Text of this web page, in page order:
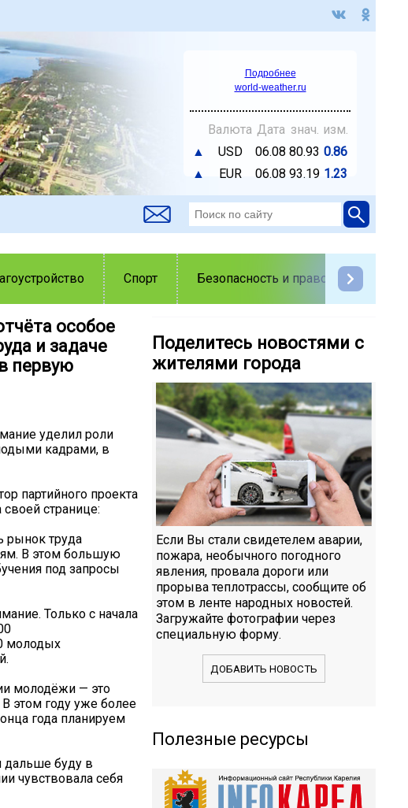
Подробнее
world-weather.ru
Валюта Дата знач. изм.
▲
USD 06.08 80.93 0.86
▲
EUR 06.08 93.19 1.23
Спорт Безопасность и правопорядок
особое
и задаче
первую
уделил роли
кадрами, в
партийного проекта
странице:
рынок труда
В этом большую
под запросы
Только с начала
молодых
молодёжи — это
этом году уже более
года планируем
дальше буду в
чувствовала себя
Поделитесь новостями с
жителями города
Если Вы стали свидетелем аварии,
пожара, необычного погодного
явления, провала дороги или
прорыва теплотрассы, сообщите об
этом в ленте народных новостей.
Загружайте фотографии через
специальную форму.
ДОБАВИТЬ НОВОСТЬ
Полезные ресурсы